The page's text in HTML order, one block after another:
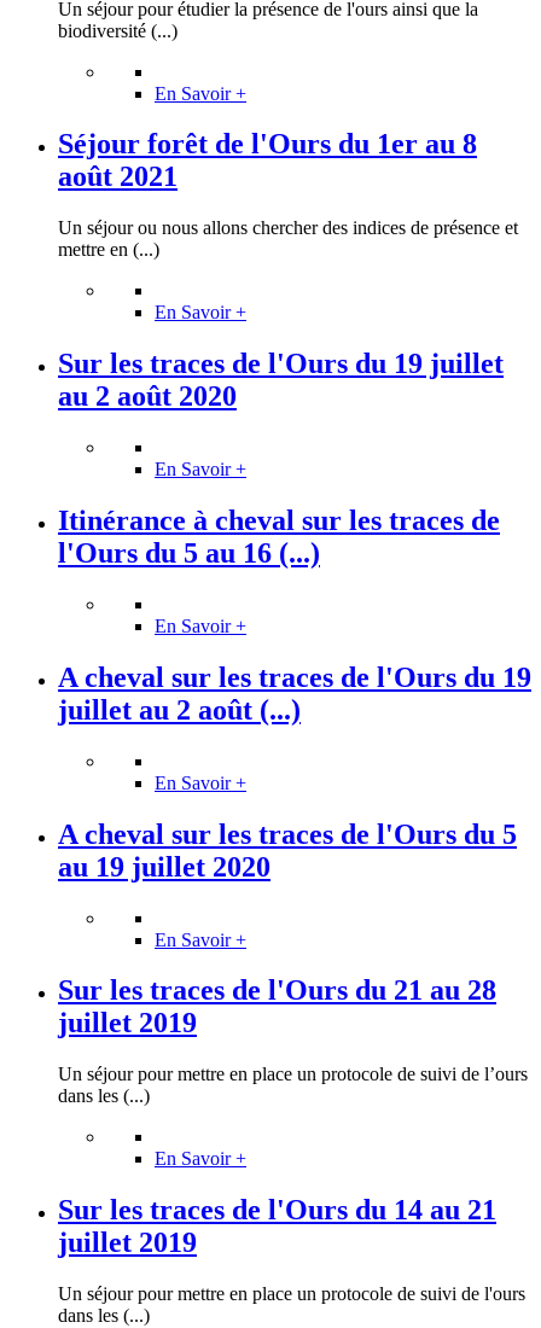
Un séjour pour étudier la présence de l'ours ainsi que la
biodiversité (...)
En Savoir +
Séjour forêt de l'Ours du 1er au 8
août 2021
Un séjour ou nous allons chercher des indices de présence et
mettre en (...)
En Savoir +
Sur les traces de l'Ours du 19 juillet
au 2 août 2020
En Savoir +
Itinérance à cheval sur les traces de
l'Ours du 5 au 16 (...)
En Savoir +
A cheval sur les traces de l'Ours du 19
juillet au 2 août (...)
En Savoir +
A cheval sur les traces de l'Ours du 5
au 19 juillet 2020
En Savoir +
Sur les traces de l'Ours du 21 au 28
juillet 2019
Un séjour pour mettre en place un protocole de suivi de l’ours
dans les (...)
En Savoir +
Sur les traces de l'Ours du 14 au 21
juillet 2019
Un séjour pour mettre en place un protocole de suivi de l'ours
dans les (...)